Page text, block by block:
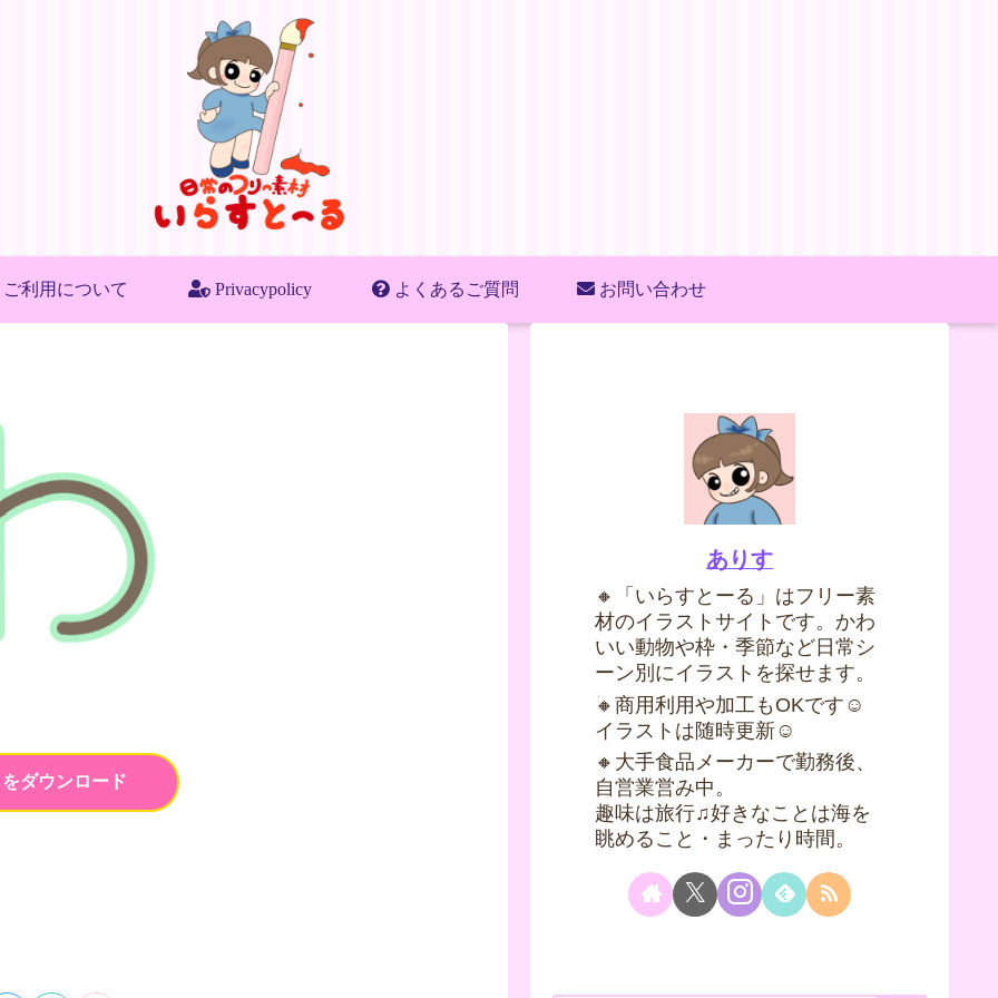
ご利用について Privacypolicy よくあるご質問 お問い合わせ
ダウンロード
ありす
🔸「いらすとーる」はフリー素
材のイラストサイトです。かわ
いい動物や枠・季節など日常シ
ーン別にイラストを探せます。
🔸商用利用や加工もOKです☺
イラストは随時更新☺
🔸大手食品メーカーで勤務後、
自営業営み中。
趣味は旅行♫好きなことは海を
眺めること・まったり時間。